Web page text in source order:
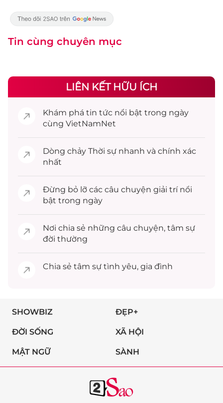
Tin cùng chuyên mục
LIÊN KẾT HỮU ÍCH
Khám phá tin tức nổi bật trong ngày
cùng VietNamNet
Dòng chảy Thời sự nhanh và chính xác
nhất
Đừng bỏ lỡ các câu chuyện giải trínổi
bật trong ngày
Nơi chia sẻ những câu chuyện, tâm sự
đời thường
Chia sẻ tâm sự tình yêu, gia đình
SHOWBIZ ĐẸP+
ĐỜI SỐNG XÃ HỘI
MẬT NGỮ SÀNH